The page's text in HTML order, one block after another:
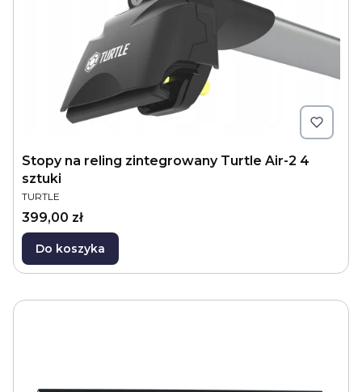
Stopy na reling zintegrowany Turtle Air-2 4
sztuki
PRODUCENT
TURTLE
Cena
399,00 zł
Do koszyka